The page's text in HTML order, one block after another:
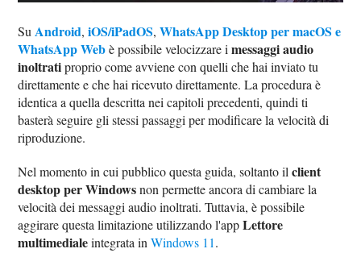
Su Android,iOS/iPadOS,WhatsApp Desktop per macOS e
WhatsApp Webè possibile velocizzare imessaggi audio
inoltratiproprio come avviene con quelli che hai inviato tu
direttamente e che hai ricevuto direttamente. La procedura è
identica a quella descritta nei capitoli precedenti, quindi ti
basterà seguire gli stessi passaggi per modificare la velocità di
riproduzione.
Nel momento in cui pubblico questa guida, soltanto ilclient
desktop per Windowsnon permette ancora di cambiare la
velocità dei messaggi audio inoltrati. Tuttavia, è possibile
aggirare questa limitazione utilizzando l'appLettore
multimedialeintegrata inWindows 11.